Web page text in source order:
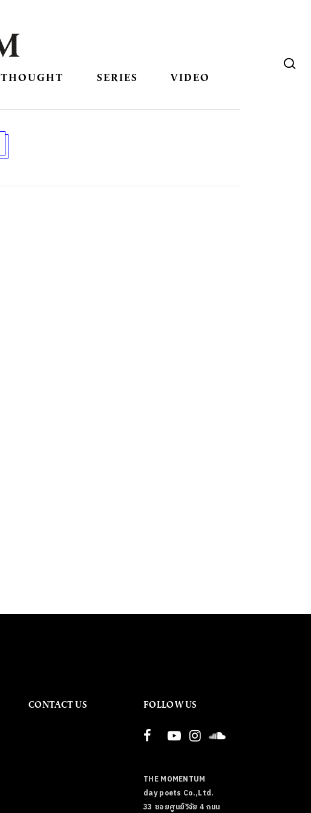
THOUGHT SERIES VIDEO
CONTACT US FOLLOW US
THE MOMENTUM
day poets Co.,Ltd.
33 ซอยศูนย์วิจัย 4 ถนน